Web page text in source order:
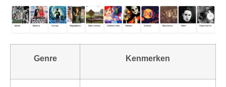
Genre Kenmerken